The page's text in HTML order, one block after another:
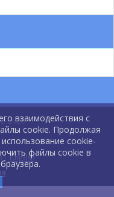
2026
| English
взаимодействия с
cookie. Продолжая
cookie-
файлы cookie в